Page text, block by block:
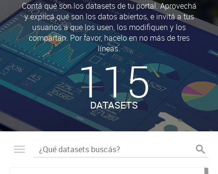
Contá qué son los datasets de tu portal. Aprovechá
y explicá qué son los datos abiertos, e invitá a tus
usuarios a que los usen, los modifiquen y los
compartan. Por favor, hacelo en no más de tres
líneas.
115
DATASETS